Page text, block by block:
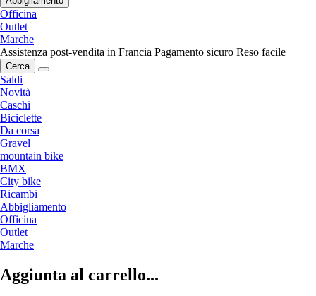
Officina
Outlet
Marche
Assistenza post-vendita in Francia Pagamento sicuro Reso facile
Cerca
Saldi
Novità
Caschi
Biciclette
Da corsa
Gravel
mountain bike
BMX
City bike
Ricambi
Abbigliamento
Officina
Outlet
Marche
Aggiunta al carrello...